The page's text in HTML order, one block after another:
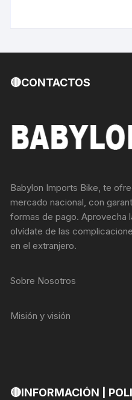
🔴CONTACTOS
Babylon Imports Bike, te
mercado nacional, con
formas de pago. Aprovecha
olvídate de las
en el extranjero.
Sobre Nosotros
Misión y visión
🔴INFORMACIÓN |